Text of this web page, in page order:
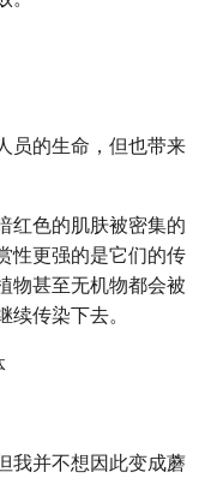
员的生命，但也带来
红色的肌肤被密集的
性更强的是它们的传
物甚至无机物都会被
传染下去。
我并不想因此变成蘑